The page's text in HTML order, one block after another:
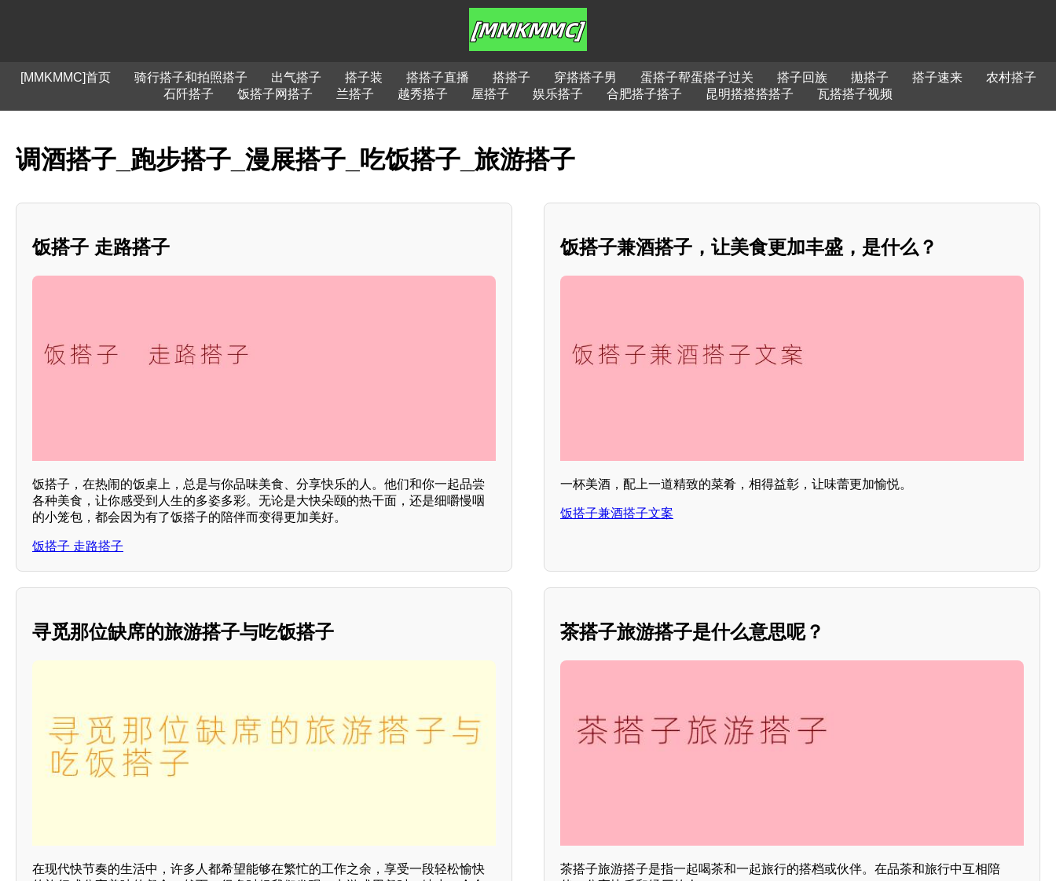
[MMKMMC]首页 骑行搭子和拍照搭子 出气搭子 搭子装 搭搭子直播 搭搭子 穿搭搭子男 蛋搭子帮蛋搭子过关 搭子回族 拋搭子 搭子速来
农村搭子
石阡搭子
饭搭子网搭子 兰搭子 越秀搭子 屋搭子 娱乐搭子 合肥搭子搭子 昆明搭搭搭搭子 瓦搭搭子视频
调酒搭子_跑步搭子_漫展搭子_吃饭搭子_旅游搭子
饭搭子 走路搭子
饭搭子，在热闹的饭桌上，总是与你品味美食、分享快乐的人。他们和你一起品尝
各种美食，让你感受到人生的多姿多彩。无论是大快朵颐的热干面，还是细嚼慢咽
的小笼包，都会因为有了饭搭子的陪伴而变得更加美好。
饭搭子 走路搭子
饭搭子兼酒搭子，让美食更加丰盛，是什么？
一杯美酒，配上一道精致的菜肴，相得益彰，让味蕾更加愉悦。
饭搭子兼酒搭子文案
寻觅那位缺席的旅游搭子与吃饭搭子
在现代快节奏的生活中，许多人都希望能够在繁忙的工作之余，享受一段轻松愉快
茶搭子旅游搭子是什么意思呢？
茶搭子旅游搭子是指一起喝茶和一起旅行的搭档或伙伴。在品茶和旅行中互相陪